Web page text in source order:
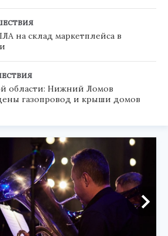
на склад маркетплейса в
области: Нижний Ломов
газопровод и крыши домов